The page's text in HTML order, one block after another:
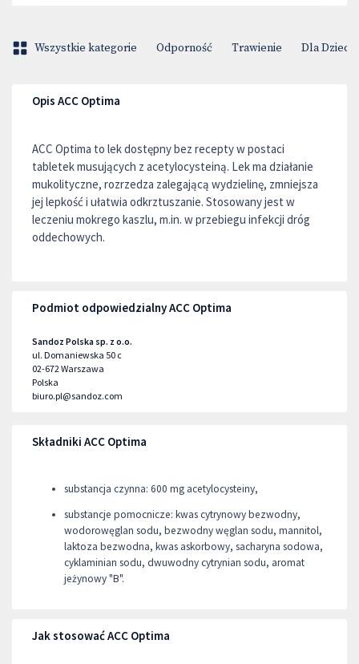
Wszystkie kategorie Odporność Trawienie Dla Dzieci
Opis ACC Optima
ACC Optima to lek dostępny bez recepty w postaci
tabletek musujących z acetylocysteiną. Lek ma działanie
mukolityczne, rozrzedza zalegającą wydzielinę, zmniejsza
jej lepkość i ułatwia odkrztuszanie. Stosowany jest w
leczeniu mokrego kaszlu, m.in. w przebiegu infekcji dróg
oddechowych.
Podmiot odpowiedzialny ACC Optima
Sandoz Polska sp. z o.o.
ul. Domaniewska 50 c
02-672Warszawa
Polska
biuro.pl@sandoz.com
Składniki ACC Optima
substancja czynna: 600 mg acetylocysteiny,
substancje pomocnicze: kwas cytrynowy bezwodny,
wodorowęglan sodu, bezwodny węglan sodu, mannitol,
laktoza bezwodna, kwas askorbowy, sacharyna sodowa,
cyklaminian sodu, dwuwodny cytrynian sodu, aromat
jeżynowy "B".
Jak stosować ACC Optima